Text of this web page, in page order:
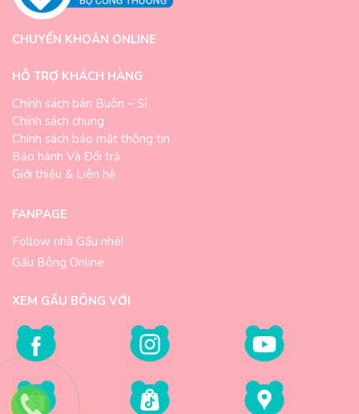
CHUYỂN KHOẢN ONLINE
HỖ TRỢ KHÁCH HÀNG
Chính sách bán Buôn – Sỉ
Chính sách chung
Chính sách bảo mật thông tin
Bảo hành Và Đổi trả
Giới thiệu & Liên hệ
FANPAGE
Follow nhà Gấu nhé!
Gấu Bông Online
XEM GẤU BÔNG VỚI